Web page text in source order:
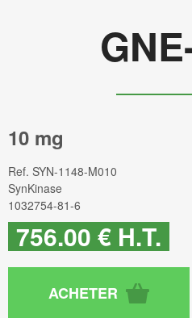
10 mg
Ref. SYN-1148-M010
SynKinase
1032754-81-6
756.00 € H.T.